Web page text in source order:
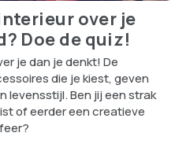
over je
Doe de quiz!
je dan je denkt! De
die je kiest, geven
levensstijl. Ben jij een strak
of eerder een creatieve